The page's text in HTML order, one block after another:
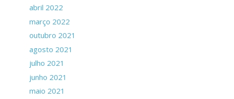
abril 2022
março 2022
outubro 2021
agosto 2021
julho 2021
junho 2021
maio 2021